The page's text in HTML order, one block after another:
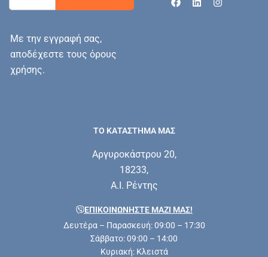
Με την εγγραφή σας,
αποδέχεστε τους όρους
χρήσης.
ΤΟ ΚΑΤΑΣΤΗΜΑ ΜΑΣ
Αργυροκάστρου 20,
18233,
Α.Ι. Ρέντης
ΕΠΙΚΟΙΝΩΝΗΣΤΕ ΜΑΖΊ ΜΑΣ!
Δευτέρα – Παρασκευή: 09:00 – 17:30
Σάββατο: 09:00 – 14:00
Κυριακή: Κλειστά